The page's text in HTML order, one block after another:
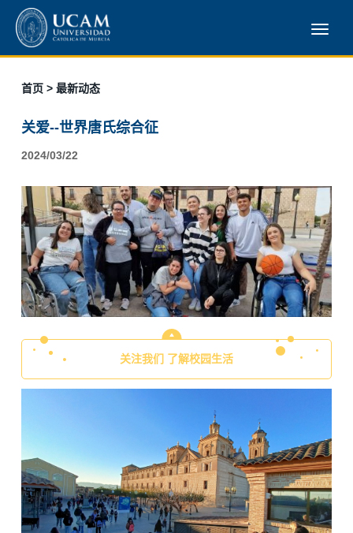
首页 > 最新动态
关爱--世界唐氏综合征
2024/03/22
关注我们 了解校园生活